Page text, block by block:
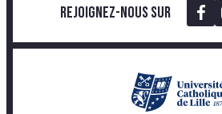
Rejoignez-nous sur